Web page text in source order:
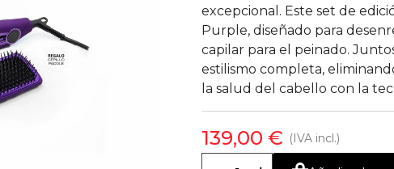
excepcional. Este set de
Purple, diseñado para
capilar para el peinado.
estilismo completa,
la salud del cabello con la
139,00 € (IVA incl.)